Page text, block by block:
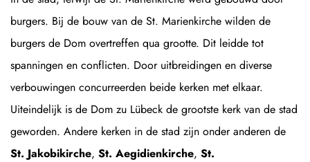
burgers. Bij de bouw van de St. Marienkirche wilden de
burgers de Dom overtreffen qua grootte. Dit leidde tot
spanningen en conflicten. Door uitbreidingen en diverse
verbouwingen concurreerden beide kerken met elkaar.
Uiteindelijk is de Dom zu Lübeck de grootste kerk van de stad
geworden. Andere kerken in de stad zijn onder anderen de
St. Jakobikirche, St. Aegidienkirche, St.